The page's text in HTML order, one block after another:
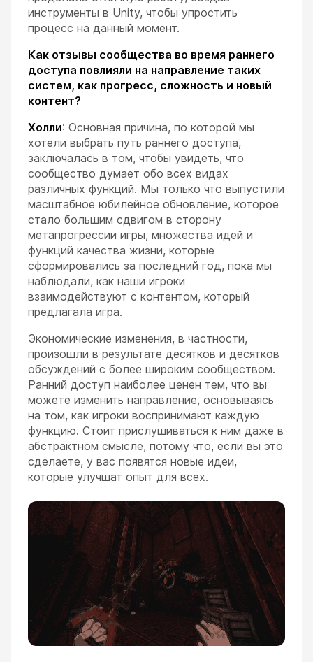
инструменты в Unity, чтобы упростить
процесс на данный момент.
Как отзывы сообщества во время раннего
доступа повлияли на направление таких
систем, как прогресс, сложность и новый
контент?
Холли: Основная причина, по которой мы
хотели выбрать путь раннего доступа,
заключалась в том, чтобы увидеть, что
сообщество думает обо всех видах
различных функций. Мы только что выпустили
масштабное юбилейное обновление, которое
стало большим сдвигом в сторону
метапрогрессии игры, множества идей и
функций качества жизни, которые
сформировались за последний год, пока мы
наблюдали, как наши игроки
взаимодействуют с контентом, который
предлагала игра.
Экономические изменения, в частности,
произошли в результате десятков и десятков
обсуждений с более широким сообществом.
Ранний доступ наиболее ценен тем, что вы
можете изменить направление, основываясь
на том, как игроки воспринимают каждую
функцию. Стоит прислушиваться к ним даже в
абстрактном смысле, потому что, если вы это
сделаете, у вас появятся новые идеи,
которые улучшат опыт для всех.